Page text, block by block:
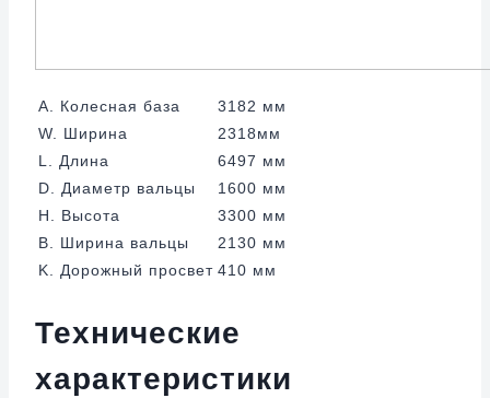
A. Колесная база
3182 мм
W. Ширина
2318мм
L. Длина
6497 мм
D. Диаметр вальцы
1600 мм
H. Высота
3300 мм
B. Ширина вальцы
2130 мм
K. Дорожный просвет 410 мм
Технические
характеристики